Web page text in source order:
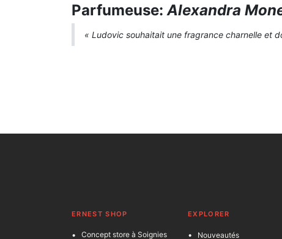
Parfumeuse: Alexandra
« Ludovic souhaitait une fragrance charnelle et
ERNEST SHOP
Concept store à Soignies
EXPLORER
Nouveautés